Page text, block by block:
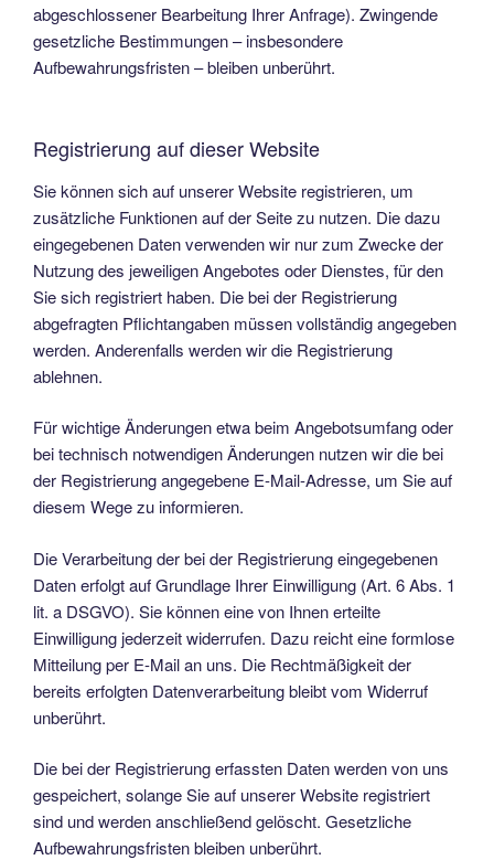
abgeschlossener Bearbeitung Ihrer Anfrage). Zwingende
gesetzliche Bestimmungen – insbesondere
Aufbewahrungsfristen – bleiben unberührt.
Registrierung auf dieser Website
Sie können sich auf unserer Website registrieren, um
zusätzliche Funktionen auf der Seite zu nutzen. Die dazu
eingegebenen Daten verwenden wir nur zum Zwecke der
Nutzung des jeweiligen Angebotes oder Dienstes, für den
Sie sich registriert haben. Die bei der Registrierung
abgefragten Pflichtangaben müssen vollständig angegeben
werden. Anderenfalls werden wir die Registrierung
ablehnen.
Für wichtige Änderungen etwa beim Angebotsumfang oder
bei technisch notwendigen Änderungen nutzen wir die bei
der Registrierung angegebene E-Mail-Adresse, um Sie auf
diesem Wege zu informieren.
Die Verarbeitung der bei der Registrierung eingegebenen
Daten erfolgt auf Grundlage Ihrer Einwilligung (Art. 6 Abs. 1
lit. a DSGVO). Sie können eine von Ihnen erteilte
Einwilligung jederzeit widerrufen. Dazu reicht eine formlose
Mitteilung per E-Mail an uns. Die Rechtmäßigkeit der
bereits erfolgten Datenverarbeitung bleibt vom Widerruf
unberührt.
Die bei der Registrierung erfassten Daten werden von uns
gespeichert, solange Sie auf unserer Website registriert
sind und werden anschließend gelöscht. Gesetzliche
Aufbewahrungsfristen bleiben unberührt.